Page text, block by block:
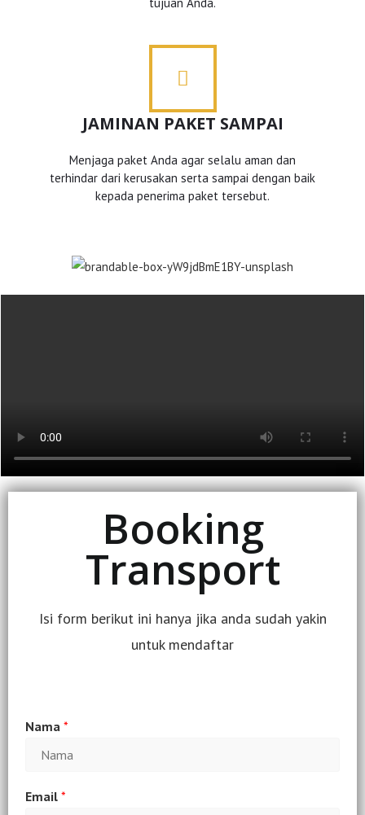
JAMINAN PAKET SAMPAI
Menjaga paket Anda agar selalu aman dan
terhindar dari kerusakan serta sampai dengan baik
kepada penerima paket tersebut.
Booking
Transport
Isi form berikut ini hanya jika anda sudah yakin
untuk mendaftar
Nama *
Email *